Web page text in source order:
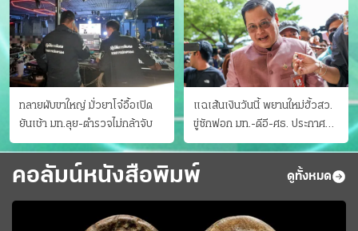
ทลายผับขาใหญ่ มั่วยาโจ๋อื้อเปิด
ยันเช้า มท.ลุย-ตำรวจไม่กล้าจับ
แฉเส้นเงินวันนี้ พยานใหม่ฮั้วสว.
ขู่ซักฟอก มท.-ดีอี-ศธ. ประกาศ
บัญชีท้องถิ่น
คอลัมน์หนังสือพิมพ์ ดูทั้งหมด